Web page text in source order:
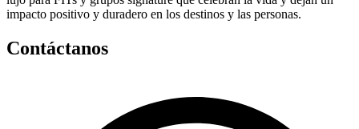
impacto positivo y duradero en los destinos y las personas.
Contáctanos